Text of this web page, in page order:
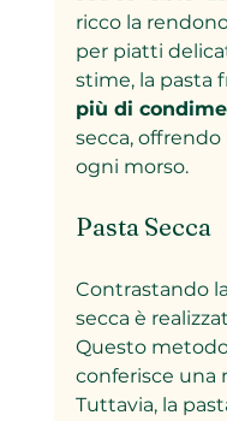
ricco la
per piatti
stime, la pasta
più di
secca,
ogni morso.
Pasta Secca
Contrastando
secca è
Questo
conferisce una
Tuttavia, la